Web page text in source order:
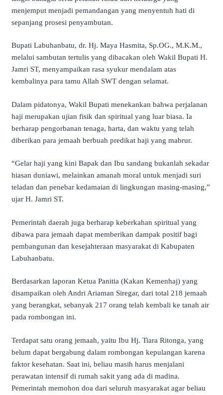
menjemput menjadi pemandangan yang menyentuh hati di
sepanjang prosesi penyambutan.
Bupati Labuhanbatu, dr. Hj. Maya Hasmita, Sp.OG., M.K.M.,
melalui sambutan tertulis yang dibacakan oleh Wakil Bupati H.
Jamri ST, menyampaikan rasa syukur mendalam atas
kembalinya para tamu Allah SWT dengan selamat.
Dalam pidatonya, Wakil Bupati menekankan bahwa perjalanan
haji merupakan ujian fisik dan spiritual yang luar biasa. Ia
berharap pengorbanan tenaga, harta, dan waktu yang telah
diberikan para jemaah berbuah predikat haji yang mabrur.
“Gelar haji yang kini Bapak dan Ibu sandang bukanlah sekadar
hiasan duniawi, melainkan amanah moral untuk menjadi suri
teladan dan penebar kedamaian di lingkungan masing-masing,”
ujar H. Jamri ST.
Pemerintah daerah juga berharap keberkahan spiritual yang
dibawa para jemaah dapat memberikan dampak positif bagi
pembangunan dan kesejahteraan masyarakat di Kabupaten
Labuhanbatu.
Berdasarkan laporan Ketua Panitia (Kakan Kemenhaj) yang
disampaikan oleh Andri Ariaman Siregar, dari total 218 jemaah
yang berangkat, sebanyak 217 orang telah kembali ke tanah air
pada rombongan ini.
Terdapat satu orang jemaah, yaitu Ibu Hj. Tiara Ritonga, yang
belum dapat bergabung dalam rombongan kepulangan karena
faktor kesehatan. Saat ini, beliau masih harus menjalani
perawatan intensif di rumah sakit yang ada di madina.
Pemerintah memohon doa dari seluruh masyarakat agar beliau